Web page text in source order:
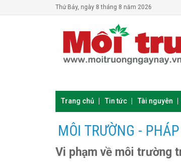
Thứ Bảy, ngày 8 tháng 8 năm 2026
Trang chủ Tin tức Tài nguyên
MÔI TRƯỜNG -
Vi phạm về môi trường